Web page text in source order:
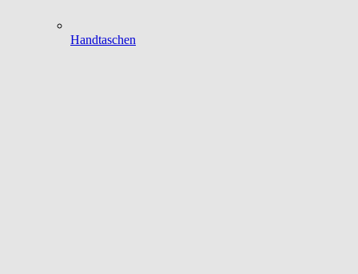
Handtaschen